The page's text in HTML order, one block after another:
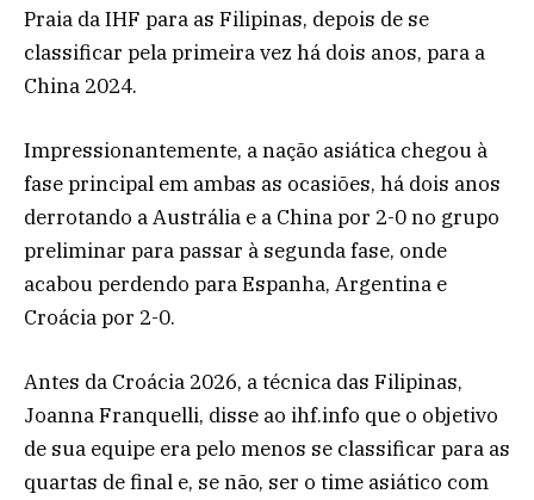
Praia da IHF para as Filipinas, depois de se
classificar pela primeira vez há dois anos, para a
China 2024.
Impressionantemente, a nação asiática chegou à
fase principal em ambas as ocasiões, há dois anos
derrotando a Austrália e a China por 2-0 no grupo
preliminar para passar à segunda fase, onde
acabou perdendo para Espanha, Argentina e
Croácia por 2-0.
Antes da Croácia 2026, a técnica das Filipinas,
Joanna Franquelli, disse ao ihf.info que o objetivo
de sua equipe era pelo menos se classificar para as
quartas de final e, se não, ser o time asiático com